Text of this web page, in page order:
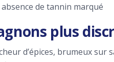
de tannin marqué
plus
d’épices, brumeux sur